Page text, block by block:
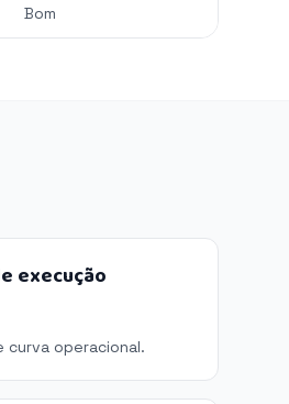
Bom
execução
operacional.